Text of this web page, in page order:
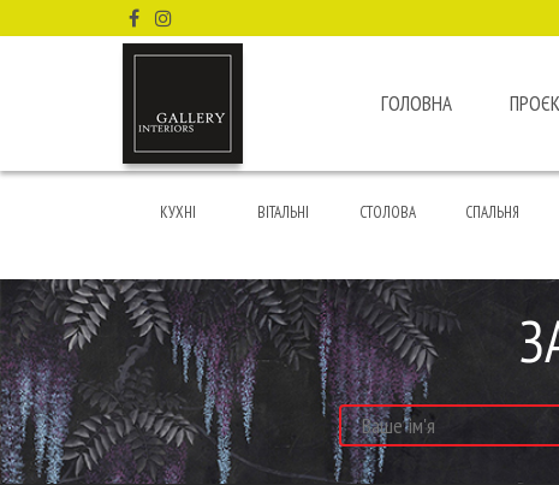
ГОЛОВНА
КУХНІ ВІТАЛЬНІ СТОЛОВА СПАЛЬНЯ